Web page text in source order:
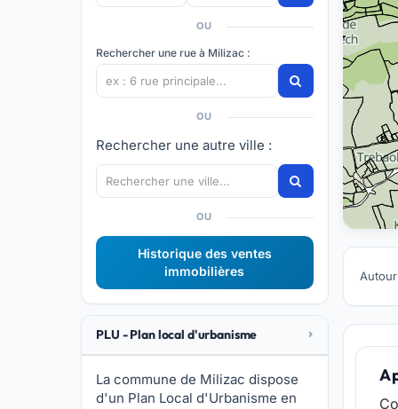
OU
Rechercher une rue à Milizac :
OU
Rechercher une autre ville :
OU
Historique des ventes
immobilières
PLU - Plan local d'urbanisme
La commune de Milizac dispose
d'un Plan Local d'Urbanisme en
A